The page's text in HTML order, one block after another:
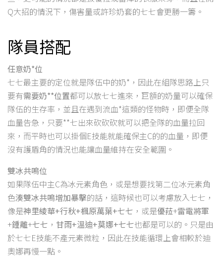
Q大招的情況下，傷害量或許珍奶套的七七會更勝一籌。
隊員搭配
任意奶*位
七七最主要的定位就是隊伍中的奶*，因此在組隊思路上只
要有需要奶**位置都可以放七七進來，巨額的奶量可以確保
隊伍的生存率，並且在遇到流血*這類的怪物時，即便全隊
血量告急，只要**七出來砍砍砍就可以把全隊的血量拉回
來，而平時也可以掛個E技能就能確保主C的的血量，即便
沒有護盾角的情況也能讓血量維持在安全範圍。
雙冰共鳴位
如果隊伍中主C為冰元素角色，或是想要找第二位冰元素角
色湊雙冰共鳴增加暴擊的話，這時候也可以考慮放入七七，
像是神里綾華+行秋+楓原萬葉+七七 ，或是優菈+雷電將軍
+鍾離+七七 ， 甘雨+溫迪+莫娜+七七也都是可以的。只是由
於七七E技能不產元素微粒，因此在技能循環上會相較於迪
奧娜再慢一點。